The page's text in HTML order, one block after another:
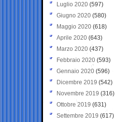
Luglio 2020 (597)
Giugno 2020 (580)
Maggio 2020 (618)
Aprile 2020 (643)
Marzo 2020 (437)
Febbraio 2020 (593)
Gennaio 2020 (596)
Dicembre 2019 (542)
Novembre 2019 (316)
Ottobre 2019 (631)
Settembre 2019 (617)